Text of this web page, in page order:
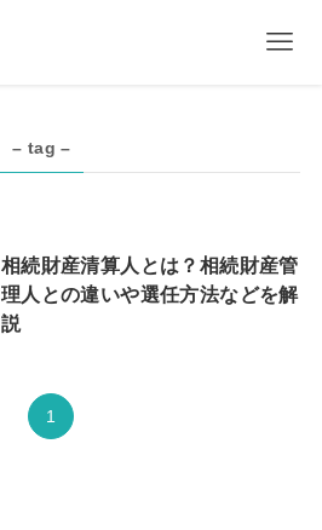
– tag –
相続財産清算人とは？相続財産管
理人との違いや選任方法などを解
説
1